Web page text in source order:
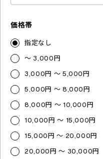
価格帯
指定なし
～ 3,000円
3,000円 ～ 5,000円
5,000円 ～ 8,000円
8,000円 ～ 10,000円
10,000円 ～ 15,000円
15,000円 ～ 20,000円
20,000円 ～ 30,000円